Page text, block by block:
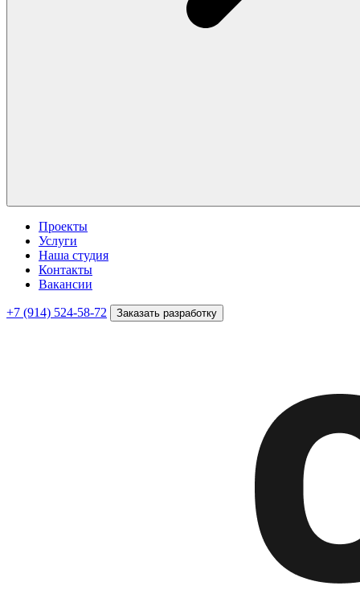
Проекты
Услуги
Наша студия
Контакты
Вакансии
+7 (914) 524-58-72 Заказать разработку